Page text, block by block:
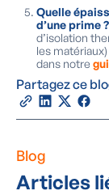
Quelle
d’une prime ?
d’isolation
les
dans notre
Partagez ce
Blog
Articles